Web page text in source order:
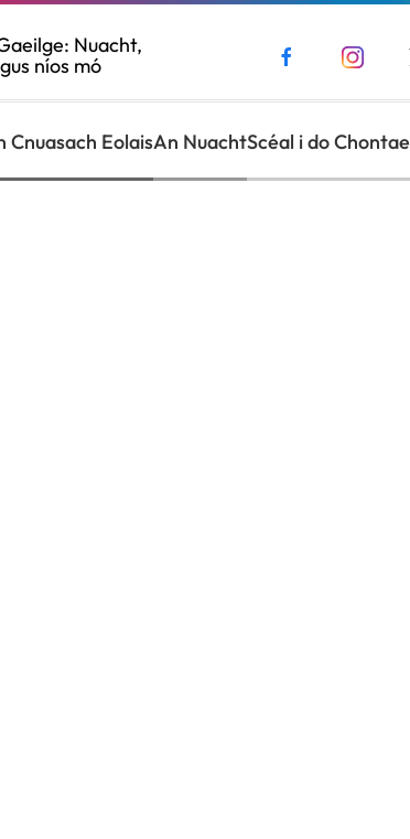
Nuacht,
níos mó
Cnuasach EolaisAn NuachtScéal i do Chontae